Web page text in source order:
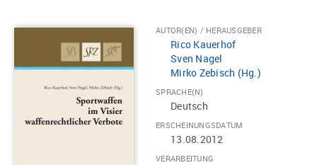
AUTOR(EN) / HERAUSGEBER
Rico Kauerhof
Sven Nagel
Mirko Zebisch (Hg.)
SPRACHE(N)
Deutsch
ERSCHEINUNGSDATUM
13.08.2012
VERARBEITUNG